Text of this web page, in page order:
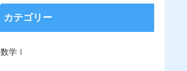
カテゴリー
学Ⅰ